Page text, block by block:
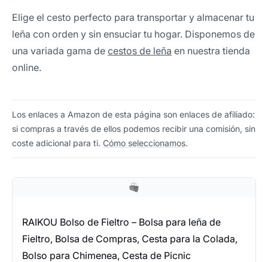
Elige el cesto perfecto para transportar y almacenar tu
leña con orden y sin ensuciar tu hogar. Disponemos de
una variada gama de cestos de leña en nuestra tienda
online.
Los enlaces a Amazon de esta página son enlaces de afiliado:
si compras a través de ellos podemos recibir una comisión, sin
coste adicional para ti. Cómo seleccionamos.
RAIKOU Bolso de Fieltro – Bolsa para leña de
Fieltro, Bolsa de Compras, Cesta para la Colada,
Bolso para Chimenea, Cesta de Picnic